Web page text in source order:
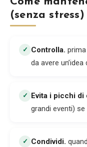
(senza stress)
✓ Controlla.
da avere
✓ Evita i picchi di
grandi eventi) se
✓ Condividi.